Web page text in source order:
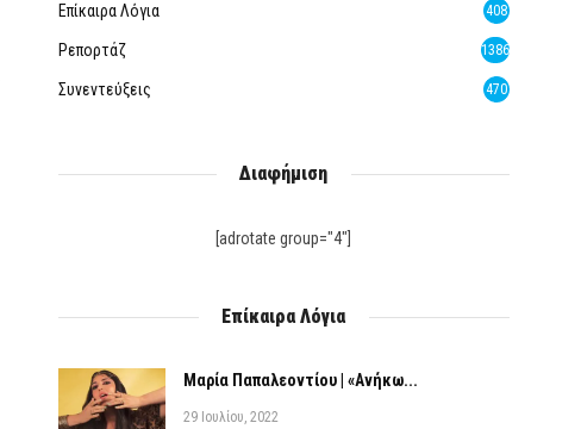
Επίκαιρα Λόγια 408
Ρεπορτάζ 1386
Συνεντεύξεις 470
Διαφήμιση
[adrotate group="4"]
Επίκαιρα Λόγια
Μαρία Παπαλεοντίου | «Ανήκω...
29 Ιουλίου, 2022